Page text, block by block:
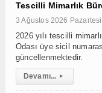
Tescilli Mimarlık
3 Ağustos 2026 Pazartesi
2026 yılı tescilli
Odası üye sicil
güncellenmektedir.
Devamı... ▸